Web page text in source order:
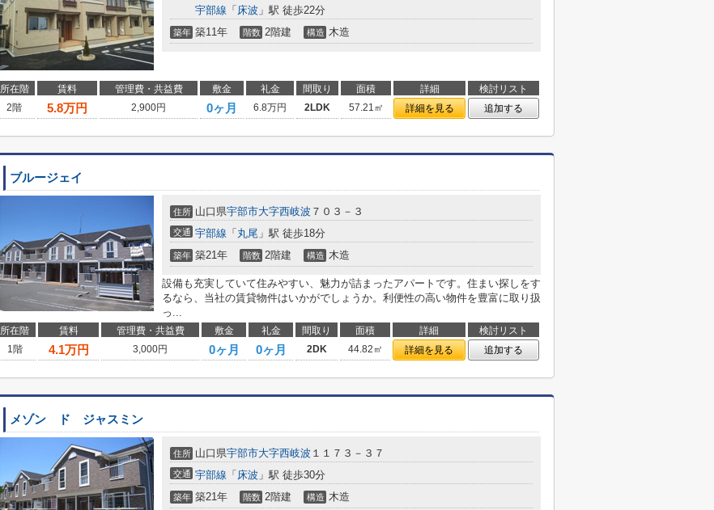
宇部線 「 床波 」駅 徒歩22分
築年 築11年 階数 2階建 構造 木造
所在階 賃料 管理費・共益費 敷金 礼金 間取り 面積 詳細
検討リスト
2階
5.8万円 2,900円 0ヶ月 6.8万円 2LDK 57.21㎡ 詳細を見る 追加する
ブルージェイ
住所 山口県宇部市大字西岐波 ７０３－３
交通 宇部線 「 丸尾 」駅 徒歩18分
築年 築21年 階数 2階建 構造 木造
設備も充実していて住みやすい、魅力が詰まったアパートです。住まい探しをす
るなら、当社の賃貸物件はいかがでしょうか。利便性の高い物件を豊富に取り扱
っ...
所在階 賃料 管理費・共益費 敷金 礼金 間取り 面積 詳細
検討リスト
1階
4.1万円 3,000円 0ヶ月 0ヶ月 2DK 44.82㎡ 詳細を見る 追加する
メゾン ド ジャスミン
住所 山口県宇部市大字西岐波 １１７３－３７
交通 宇部線 「 床波 」駅 徒歩30分
築年 築21年 階数 2階建 構造 木造